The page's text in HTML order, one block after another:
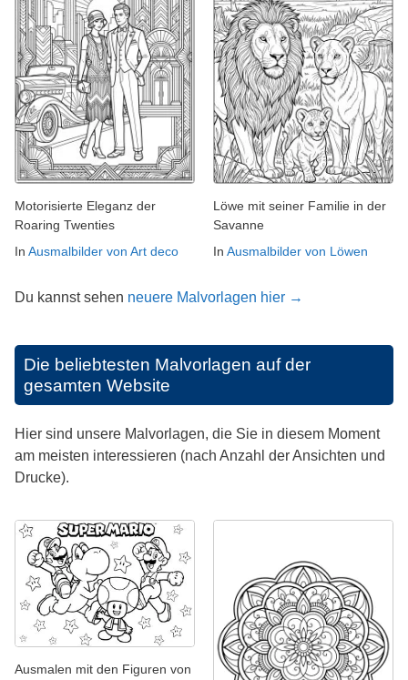
Motorisierte Eleganz der
Roaring Twenties
In Ausmalbilder von Art deco
Löwe mit seiner Familie in der
Savanne
In Ausmalbilder von Löwen
Du kannst sehen neuere Malvorlagen hier →
Die beliebtesten Malvorlagen auf der
gesamten Website
Hier sind unsere Malvorlagen, die Sie in diesem Moment
am meisten interessieren (nach Anzahl der Ansichten und
Drucke).
Ausmalen mit den Figuren von